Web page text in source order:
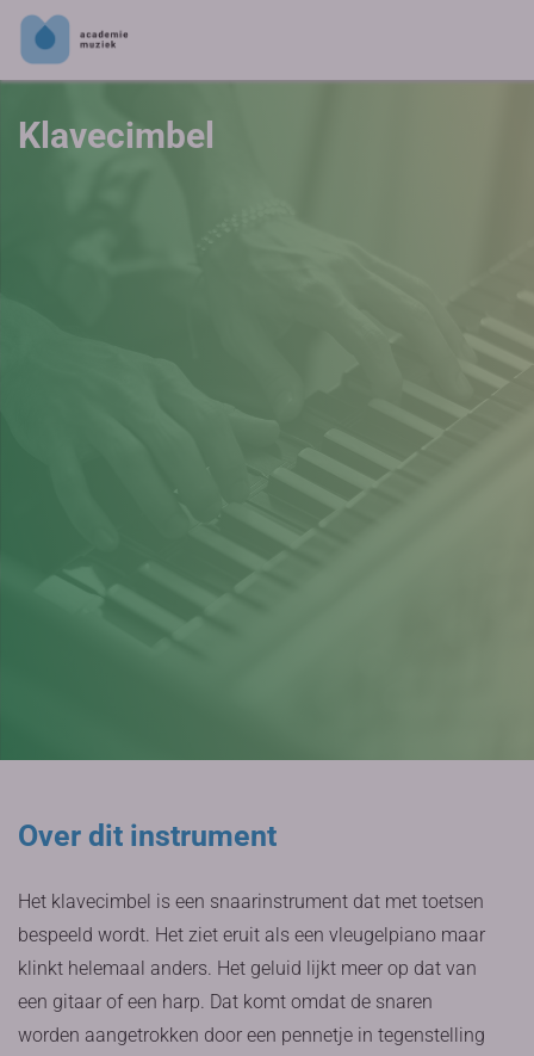
Klavecimbel
Over dit instrument
Het klavecimbel is een snaarinstrument dat met toetsen
bespeeld wordt. Het ziet eruit als een vleugelpiano maar
klinkt helemaal anders. Het geluid lijkt meer op dat van
een gitaar of een harp. Dat komt omdat de snaren
worden aangetrokken door een pennetje in tegenstelling